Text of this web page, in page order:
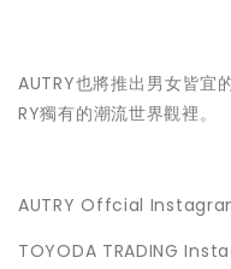
AUTRY也將推出男女皆宜
RY獨有的潮流世界觀裡。
AUTRY Offcial
TOYODA TRADING